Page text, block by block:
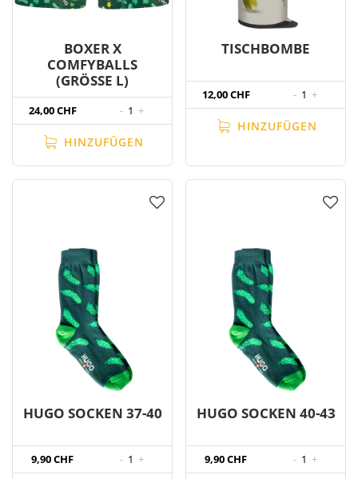
BOXER X
COMFYBALLS
(GRÖSSE L)
24,00 CHF - 1 +
HINZUFÜGEN
TISCHBOMBE
12,00 CHF - 1 +
HINZUFÜGEN
HUGO SOCKEN 37-40
9,90 CHF - 1 +
HUGO SOCKEN 40-43
9,90 CHF - 1 +